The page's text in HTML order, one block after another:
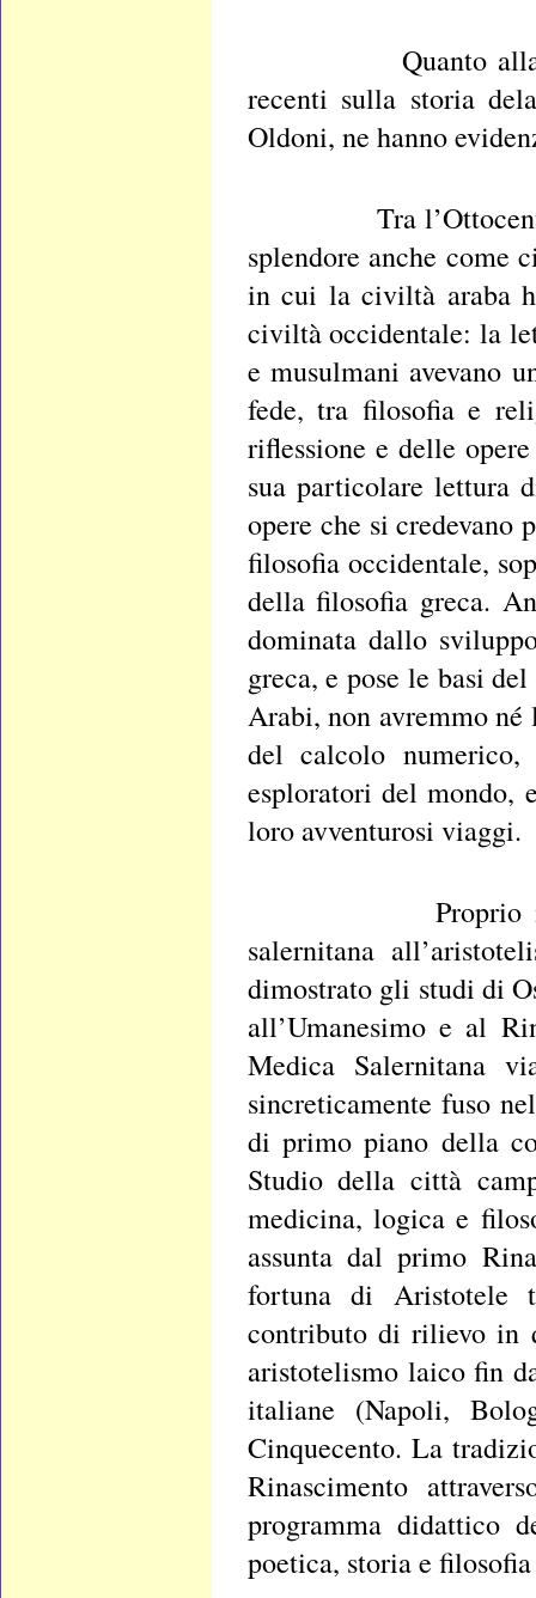
Quanto alla
recenti sulla storia
Oldoni, ne hanno
Tra l’Ottocento e
splendore anche
in cui la civiltà araba
civiltà occidentale: la
e musulmani avevano
fede, tra filosofia e
riflessione e delle
sua particolare lettura
opere che si credevano
filosofia occidentale,
della filosofia greca.
dominata dallo
greca, e pose le basi
Arabi, non avremmo
del calcolo
esploratori del mondo,
loro avventurosi viaggi.
Proprio il
salernitana
dimostrato gli studi di
all’Umanesimo e al
Medica Salernitana
sincreticamente fuso
di primo piano della
Studio della città
medicina, logica e
assunta dal primo
fortuna di Aristotele
contributo di rilievo in
aristotelismo laico fin
italiane (Napoli,
Cinquecento. La
Rinascimento
programma didattico
poetica, storia e